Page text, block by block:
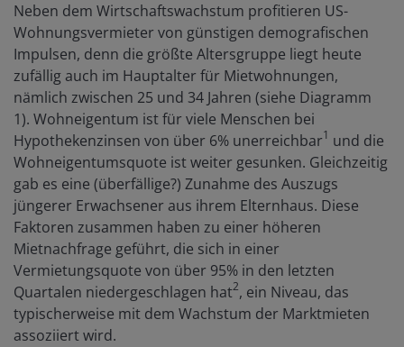
Neben dem Wirtschaftswachstum profitieren US-
Wohnungsvermieter von günstigen demografischen
Impulsen, denn die größte Altersgruppe liegt heute
zufällig auch im Hauptalter für Mietwohnungen,
nämlich zwischen 25 und 34 Jahren (siehe Diagramm
1). Wohneigentum ist für viele Menschen bei
Hypothekenzinsen von über 6% unerreichbar1 und die
Wohneigentumsquote ist weiter gesunken. Gleichzeitig
gab es eine (überfällige?) Zunahme des Auszugs
jüngerer Erwachsener aus ihrem Elternhaus. Diese
Faktoren zusammen haben zu einer höheren
Mietnachfrage geführt, die sich in einer
Vermietungsquote von über 95% in den letzten
Quartalen niedergeschlagen hat2, ein Niveau, das
typischerweise mit dem Wachstum der Marktmieten
assoziiert wird.